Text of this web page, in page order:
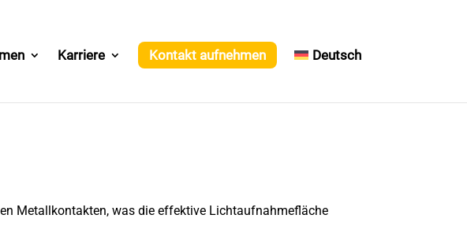
Karriere Kontakt aufnehmen Deutsch
Metallkontakten, was die effektive Lichtaufnahmefläche